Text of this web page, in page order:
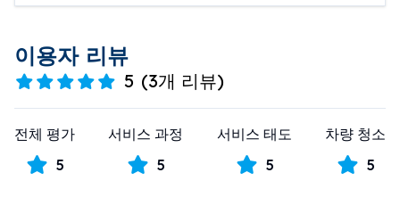
이용자 리뷰
5 (3개 리뷰)
전체 평가
5
서비스 과정
5
서비스 태도
5
차량 청소
5